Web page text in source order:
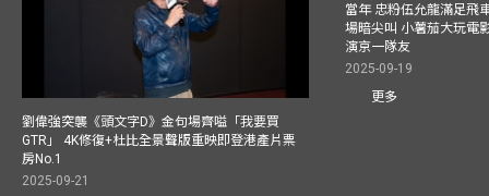
劉偉強突襲《頭文字D》金句場齊嗌「我要買
GTR」 4K修復+杜比全景聲版重映即登港產片票
房No.1
2025-09-21
當年 忠粉伍允龍滿足飛
場暗尖叫 小薯茄大玩電
演京一隊友
2025-09-19
更多